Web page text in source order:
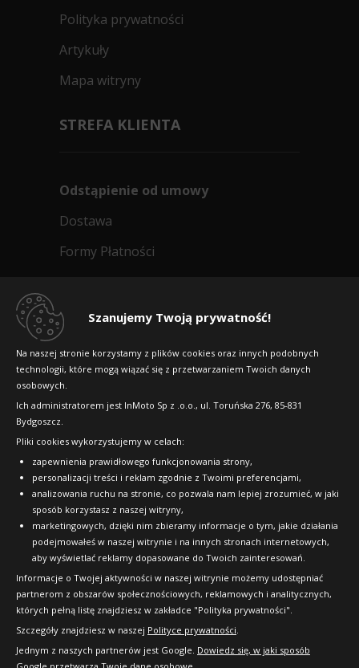
Szanujemy Twoją prywatność!
Na naszej stronie korzystamy z plików cookies oraz innych podobnych
technologii, które mogą wiązać się z przetwarzaniem Twoich danych
osobowych.
Ich administratorem jest InMoto Sp z .o.o., ul. Toruńska 276, 85-831
Bydgoszcz.
Pliki cookies wykorzystujemy w celach:
zapewnienia prawidłowego funkcjonowania strony,
personalizacji treści i reklam zgodnie z Twoimi preferencjami,
analizowania ruchu na stronie, co pozwala nam lepiej zrozumieć, w jaki
sposób korzystasz z naszej witryny,
marketingowych, dzięki nim zbieramy informacje o tym, jakie działania
podejmowałeś w naszej witrynie i na innych stronach internetowych,
aby wyświetlać reklamy dopasowane do Twoich zainteresowań.
Informacje o Twojej aktywności w naszej witrynie możemy udostępniać
partnerom z obszarów społecznościowych, reklamowych i analitycznych,
których pełną listę znajdziesz w zakładce "Polityka prywatności".
Szczegóły znajdziesz w naszej Polityce prywatności.
Jednym z naszych partnerów jest Google. Dowiedz się, w jaki sposób
Polityka prywatności
Artykuły
Mapa witryny
STREFA KLIENTA
Odstąpienie od umowy
Dostawa
Formy Płatności
Dlaczego warto kupić w 24opony.pl
Raty
FAQ
OFICJALNY PARTNER